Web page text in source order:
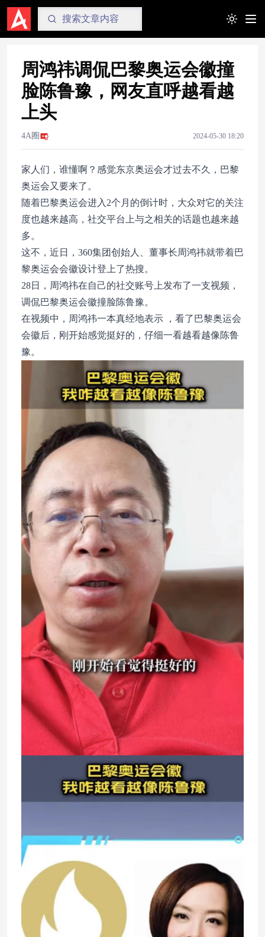
Toggle
周鸿祎调侃巴黎奥运会徽撞
脸陈鲁豫，网友直呼越看越
上头
4A圈 2024-05-30 18:20
家人们，谁懂啊？感觉东京奥运会才过去不久，巴黎
奥运会又要来了。
随着巴黎奥运会进入2个月的倒计时，大众对它的关注
度也越来越高，社交平台上与之相关的话题也越来越
多。
这不，近日，360集团创始人、董事长周鸿祎就带着巴
黎奥运会会徽设计登上了热搜。
28日，周鸿祎在自己的社交账号上发布了一支视频，
调侃巴黎奥运会徽撞脸陈鲁豫。
在视频中，周鸿祎一本真经地表示 ，看了巴黎奥运会
会徽后，刚开始感觉挺好的，仔细一看越看越像陈鲁
豫。